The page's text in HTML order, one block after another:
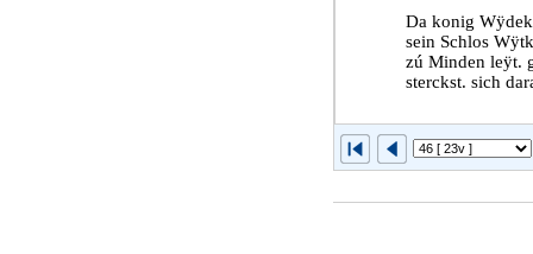
Da konig
sein Schlos
zú Minden leÿt.
sterckst. sich